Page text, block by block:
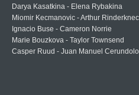
Darya Kasatkina - Elena Rybakina
Miomir Kecmanovic - Arthur
Ignacio Buse - Cameron Norrie
Marie Bouzkova - Taylor Townsend
Casper Ruud - Juan Manuel Cerundolo